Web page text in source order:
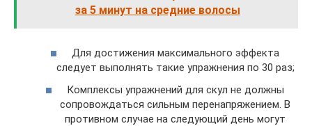
за 5 минут на средние волосы
Для достижения максимального эффекта
следует выполнять такие упражнения по 30 раз;
Комплексы упражнений для скул не должны
сопровождаться сильным перенапряжением. В
противном случае на следующий день могут